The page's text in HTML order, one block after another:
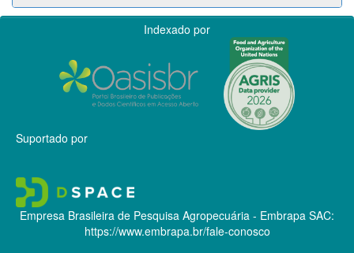
Indexado por
Suportado por
Empresa Brasileira de Pesquisa Agropecuária - Embrapa SAC:
https://www.embrapa.br/fale-conosco